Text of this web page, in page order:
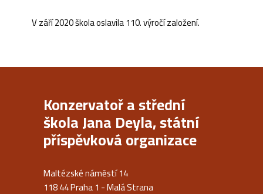
V září 2020 škola oslavila 110. výročí založení.
Konzervatoř a střední
škola Jana Deyla, státní
příspěvková organizace
Maltézské náměstí 14
118 44 Praha 1 - Malá Strana